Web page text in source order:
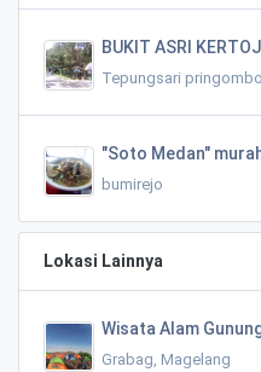
BUKIT ASRI
Tepungsari
"Soto Medan"
bumirejo
Lokasi Lainnya
Wisata Alam
Grabag, Magelang